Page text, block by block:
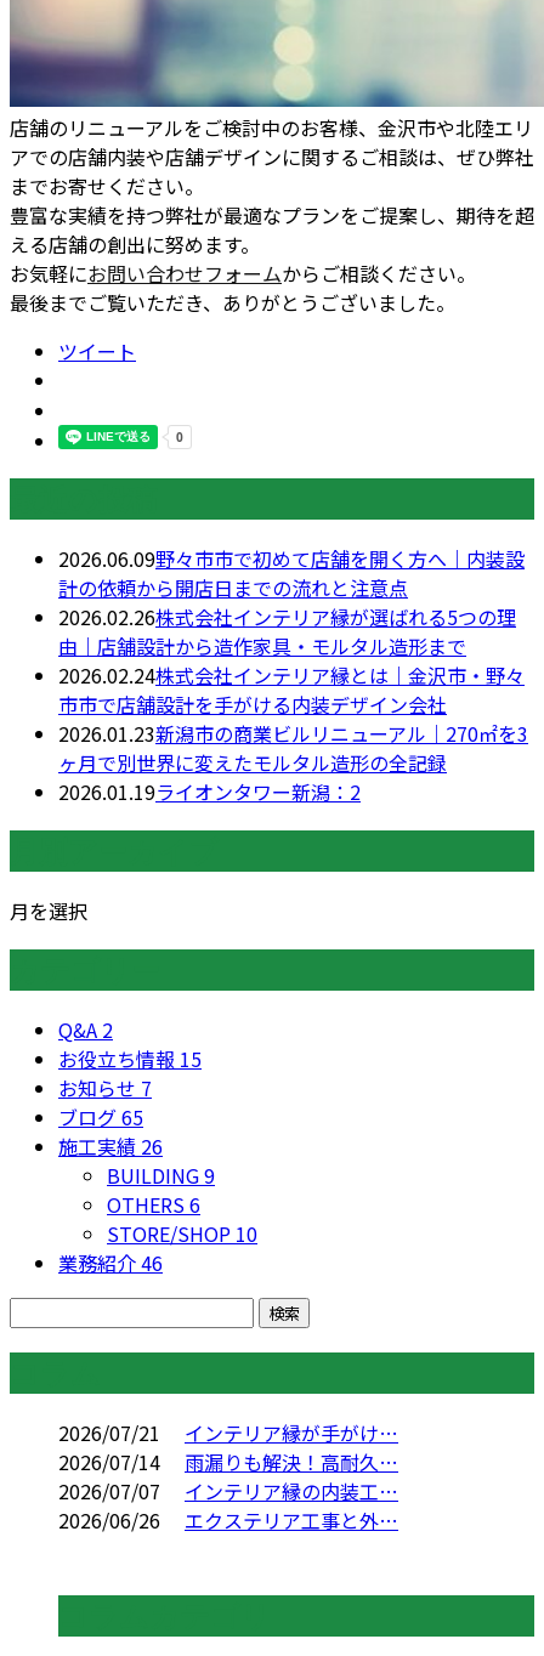
店舗のリニューアルをご検討中のお客様、金沢市や北陸エリ
アでの店舗内装や店舗デザインに関するご相談は、ぜひ弊社
までお寄せください。
豊富な実績を持つ弊社が最適なプランをご提案し、期待を超
える店舗の創出に努めます。
お気軽にお問い合わせフォームからご相談ください。
最後までご覧いただき、ありがとうございました。
ツイート
2026.06.09野々市市で初めて店舗を開く方へ｜内装設
計の依頼から開店日までの流れと注意点
2026.02.26株式会社インテリア縁が選ばれる5つの理
由｜店舗設計から造作家具・モルタル造形まで
2026.02.24株式会社インテリア縁とは｜金沢市・野々
市市で店舗設計を手がける内装デザイン会社
2026.01.23新潟市の商業ビルリニューアル｜270㎡を3
ヶ月で別世界に変えたモルタル造形の全記録
2026.01.19ライオンタワー新潟：2
月を選択
Q&A 2
お役立ち情報 15
お知らせ 7
ブログ65
施工実績 26
BUILDING9
OTHERS6
STORE/SHOP 10
業務紹介46
2026/07/21
インテリア縁が手がけ…
2026/07/14
雨漏りも解決！高耐久…
2026/07/07
インテリア縁の内装工…
2026/06/26
エクステリア工事と外…